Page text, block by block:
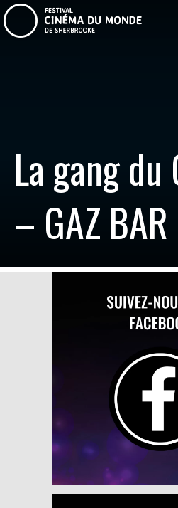
La gang du
– GAZ BAR